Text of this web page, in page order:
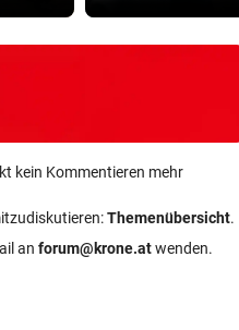
kein Kommentieren mehr
Themenübersicht.
an forum@krone.atwenden.